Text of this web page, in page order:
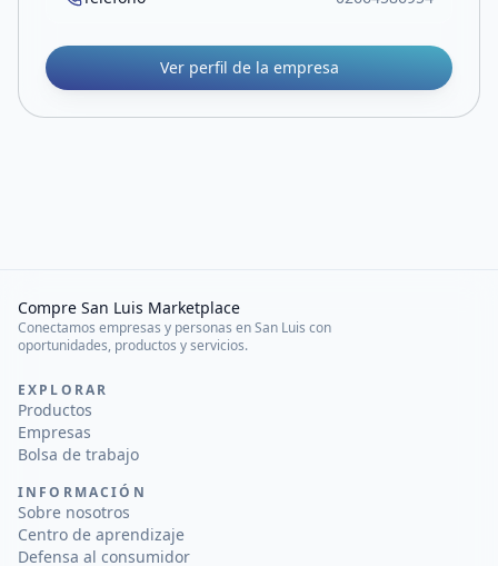
Ver perfil de la empresa
Compre San Luis Marketplace
Conectamos empresas y personas en San Luis con
oportunidades, productos y servicios.
EXPLORAR
Productos
Empresas
Bolsa de trabajo
INFORMACIÓN
Sobre nosotros
Centro de aprendizaje
Defensa al consumidor